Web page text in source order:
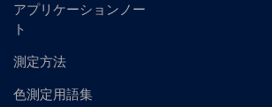
アプリケーションノー
ト
測定方法
色測定用語集